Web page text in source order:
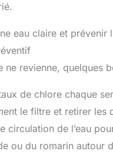
eau claire et prévenir
ne revienne, quelques
de chlore chaque
le filtre et retirer les
circulation de l’eau
ou du romarin autour